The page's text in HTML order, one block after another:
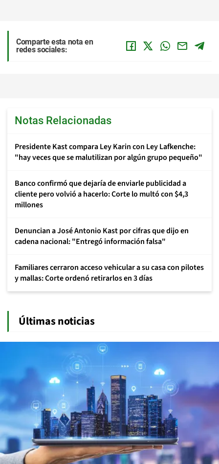
Comparte esta nota en
redes sociales:
Notas Relacionadas
Presidente Kast compara Ley Karin con Ley Lafkenche:
"hay veces que se malutilizan por algún grupo pequeño"
Banco confirmó que dejaría de enviarle publicidad a
cliente pero volvió a hacerlo: Corte lo multó con $4,3
millones
Denuncian a José Antonio Kast por cifras que dijo en
cadena nacional: "Entregó información falsa"
Familiares cerraron acceso vehicular a su casa con pilotes
y mallas: Corte ordenó retirarlos en 3 días
Últimas noticias